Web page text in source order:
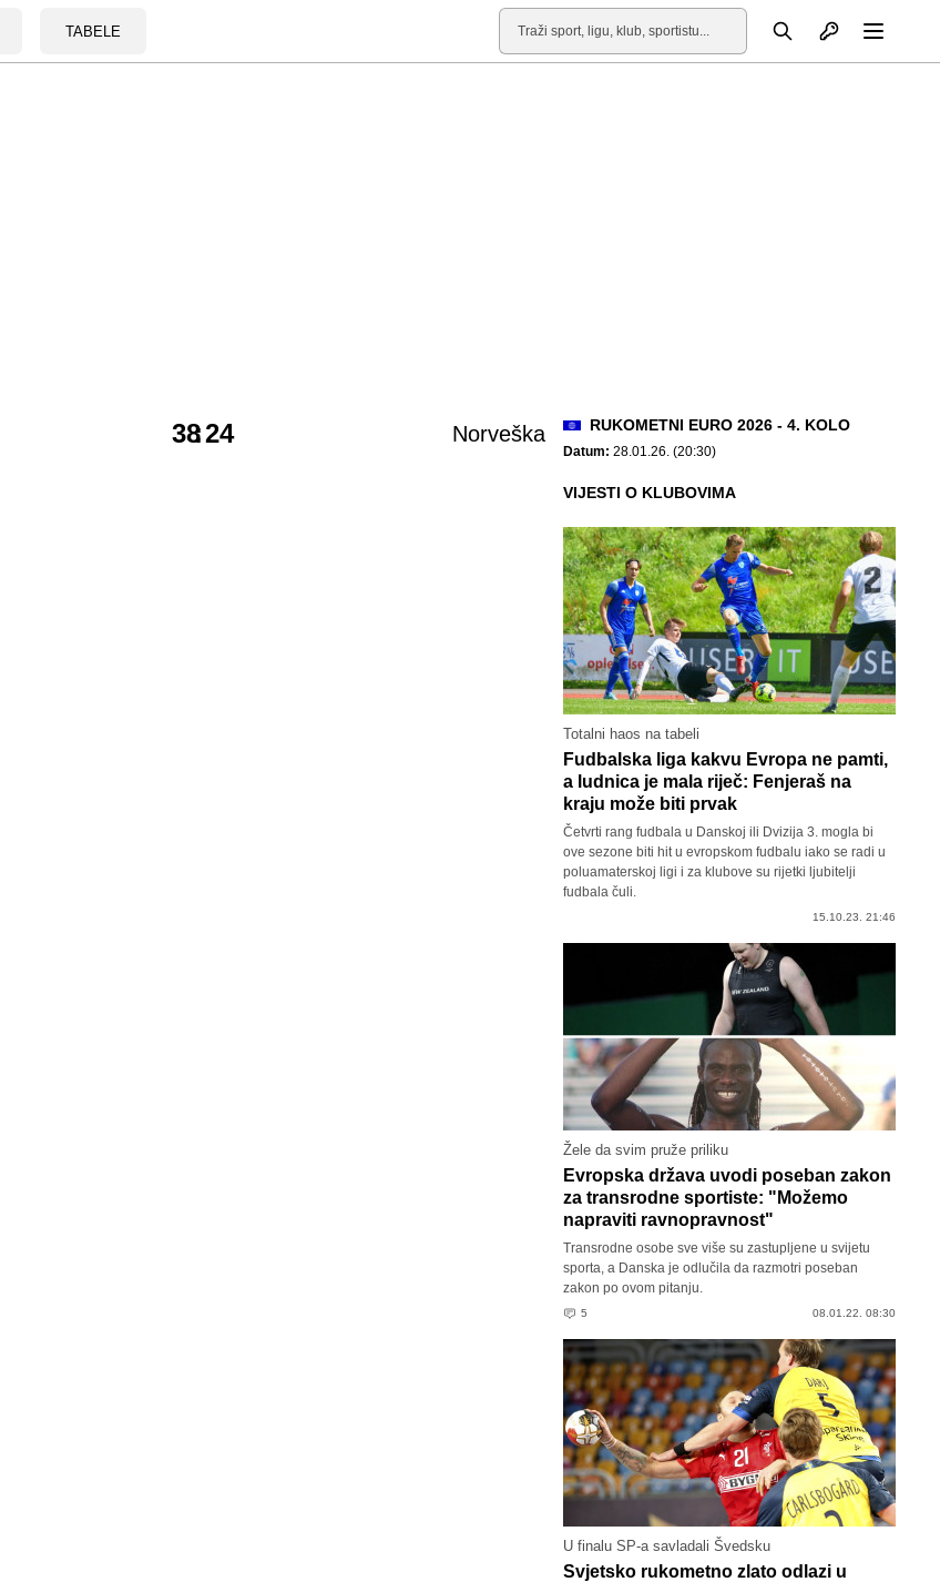
TABELE
Pretraga Otvori profil
Norveška
38
:24 RUKOMETNI EURO 2026 - 4. KOLO
Datum: 28.01.26. (20:30)
VIJESTI O KLUBOVIMA
Totalni haos na tabeli
Fudbalska liga kakvu Evropa ne pamti,
a ludnica je mala riječ: Fenjeraš na
kraju može biti prvak
Četvrti rang fudbala u Danskoj ili Dvizija 3. mogla bi
ove sezone biti hit u evropskom fudbalu iako se radi u
poluamaterskoj ligi i za klubove su rijetki ljubitelji
fudbala čuli.
15.10.23. 21:46
Žele da svim pruže priliku
Evropska država uvodi poseban zakon
za transrodne sportiste: "Možemo
napraviti ravnopravnost"
Transrodne osobe sve više su zastupljene u svijetu
sporta, a Danska je odlučila da razmotri poseban
zakon po ovom pitanju.
5 08.01.22. 08:30
U finalu SP-a savladali Švedsku
Svjetsko rukometno zlato odlazi u